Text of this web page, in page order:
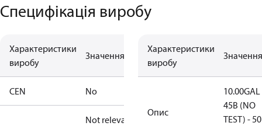
Специфікація виробу
Характеристики
виробу
Значення
CEN No
Not relevant
Характеристики
виробу
Значення
Опис
10.00GAL
45B (NO
TEST) - 50